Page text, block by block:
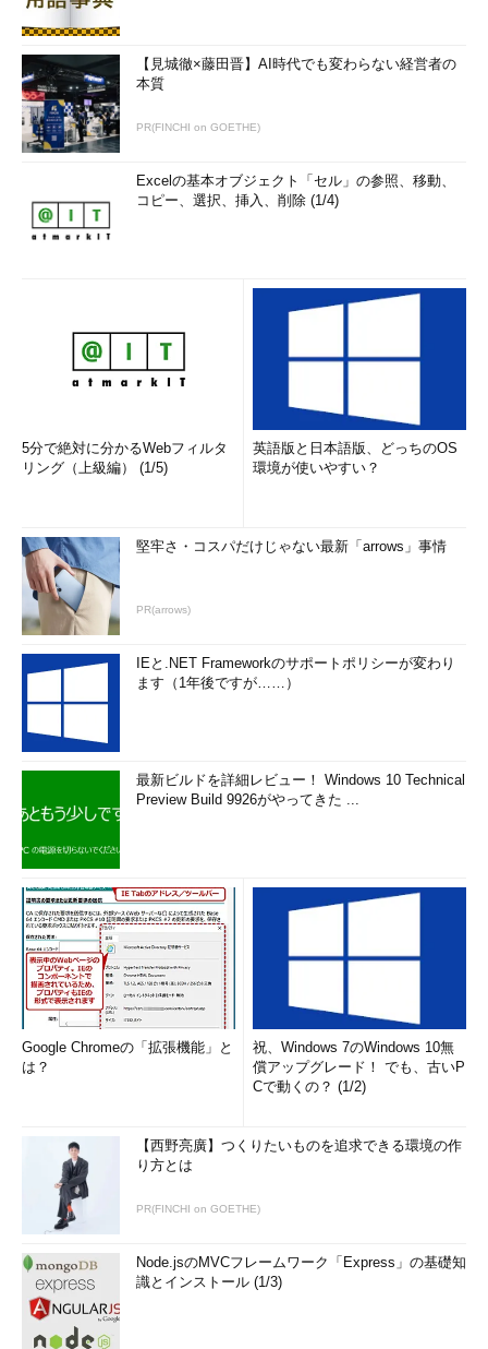
【見城徹×藤田晋】AI時代でも変わらない経営者の
本質
PR(FINCHI on GOETHE)
Excelの基本オブジェクト「セル」の参照、移動、
コピー、選択、挿入、削除 (1/4)
5分で絶対に分かるWebフィルタ
リング（上級編） (1/5)
英語版と日本語版、どっちのOS
環境が使いやすい？
堅牢さ・コスパだけじゃない最新「arrows」事情
PR(arrows)
IEと.NET Frameworkのサポートポリシーが変わり
ます（1年後ですが……）
最新ビルドを詳細レビュー！ Windows 10 Technical
Preview Build 9926がやってきた ...
Google Chromeの「拡張機能」と
は？
祝、Windows 7のWindows 10無
償アップグレード！ でも、古いP
Cで動くの？ (1/2)
【西野亮廣】つくりたいものを追求できる環境の作
り方とは
PR(FINCHI on GOETHE)
Node.jsのMVCフレームワーク「Express」の基礎知
識とインストール (1/3)